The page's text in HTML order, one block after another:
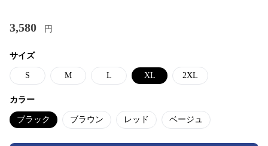
3,580 円
サイズ
S M L XL 2XL
カラー
ブラック ブラウン レッド ベージュ